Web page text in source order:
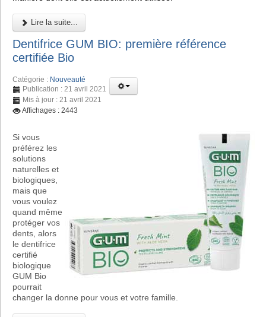
Lire la suite...
Dentifrice GUM BIO: première référence
certifiée Bio
Catégorie : Nouveauté
Publication : 21 avril 2021
Mis à jour : 21 avril 2021
Affichages : 2443
Si vous
préférez les
solutions
naturelles et
biologiques,
mais que
vous voulez
quand même
protéger vos
dents, alors
le dentifrice
certifié
biologique
GUM Bio
pourrait
changer la donne pour vous et votre famille.